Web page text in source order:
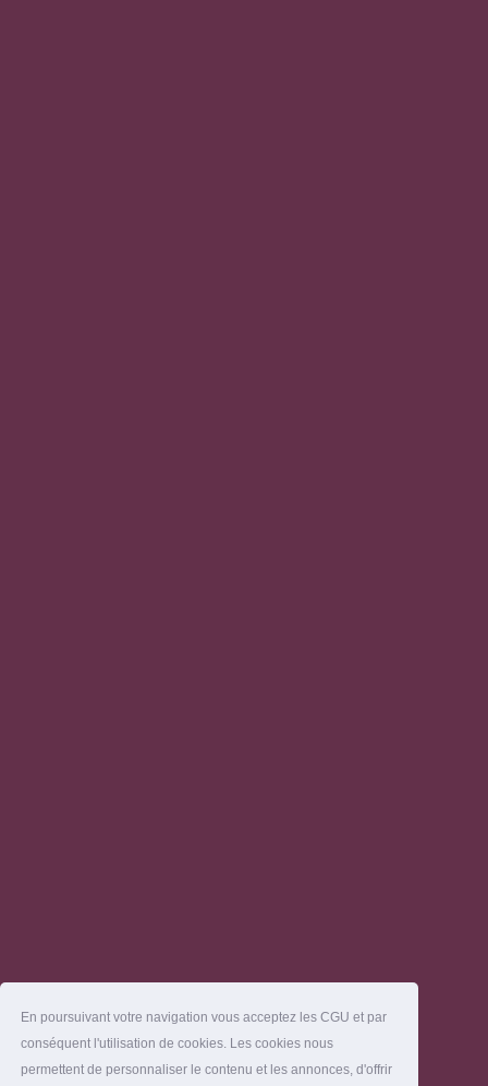
En poursuivant votre navigation vous acceptez les CGU et par
conséquent l'utilisation de cookies. Les cookies nous
permettent de personnaliser le contenu et les annonces, d'offrir